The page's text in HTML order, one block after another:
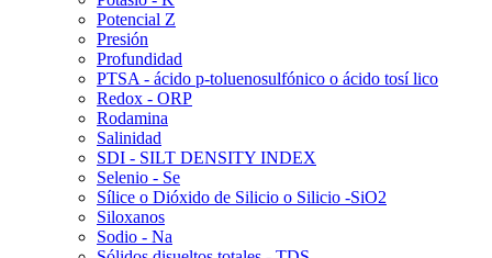
Potencial Z
Presión
Profundidad
PTSA - ácido p-toluenosulfónico o ácido tosí lico
Redox - ORP
Rodamina
Salinidad
SDI - SILT DENSITY INDEX
Selenio - Se
Sílice o Dióxido de Silicio o Silicio -SiO2
Siloxanos
Sodio - Na